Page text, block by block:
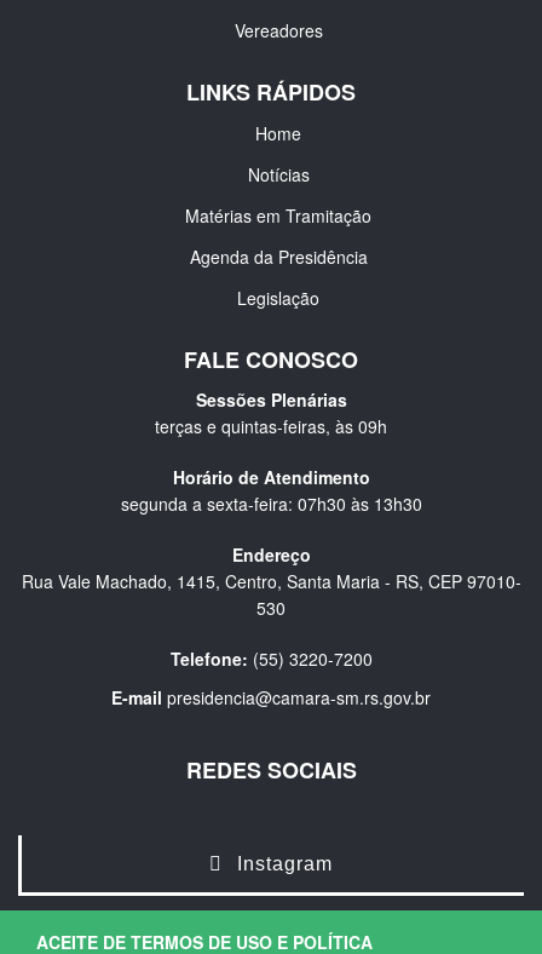
ACEITE DE TERMOS DE USO E POLÍTICA
Vereadores
LINKS RÁPIDOS
Home
Notícias
Matérias em Tramitação
Agenda da Presidência
Legislação
FALE CONOSCO
Sessões Plenárias
terças e quintas-feiras, às 09h
Horário de Atendimento
segunda a sexta-feira: 07h30 às 13h30
Endereço
Rua Vale Machado, 1415, Centro, Santa Maria - RS, CEP 97010-
530
Telefone: (55) 3220-7200
E-mail presidencia@camara-sm.rs.gov.br
REDES SOCIAIS
Instagram